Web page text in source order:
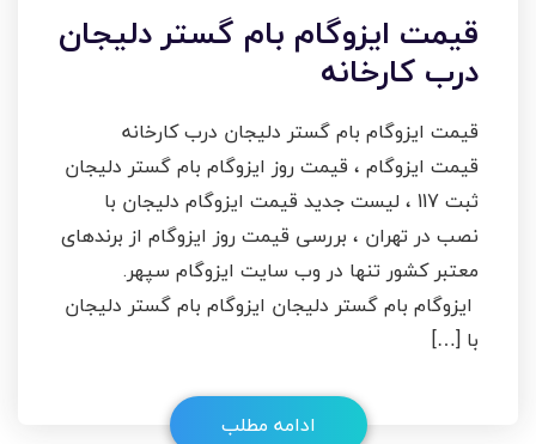
قیمت ایزوگام بام گستر دلیجان
درب کارخانه
قیمت ایزوگام بام گستر دلیجان درب کارخانه
قیمت ایزوگام ، قیمت روز ایزوگام بام گستر دلیجان
ثبت 117 ، لیست جدید قیمت ایزوگام دلیجان با
نصب در تهران ، بررسی قیمت روز ایزوگام از برندهای
معتبر کشور تنها در وب سایت ایزوگام سپهر.
ایزوگام بام گستر دلیجان ایزوگام بام گستر دلیجان
با […]
ادامه مطلب